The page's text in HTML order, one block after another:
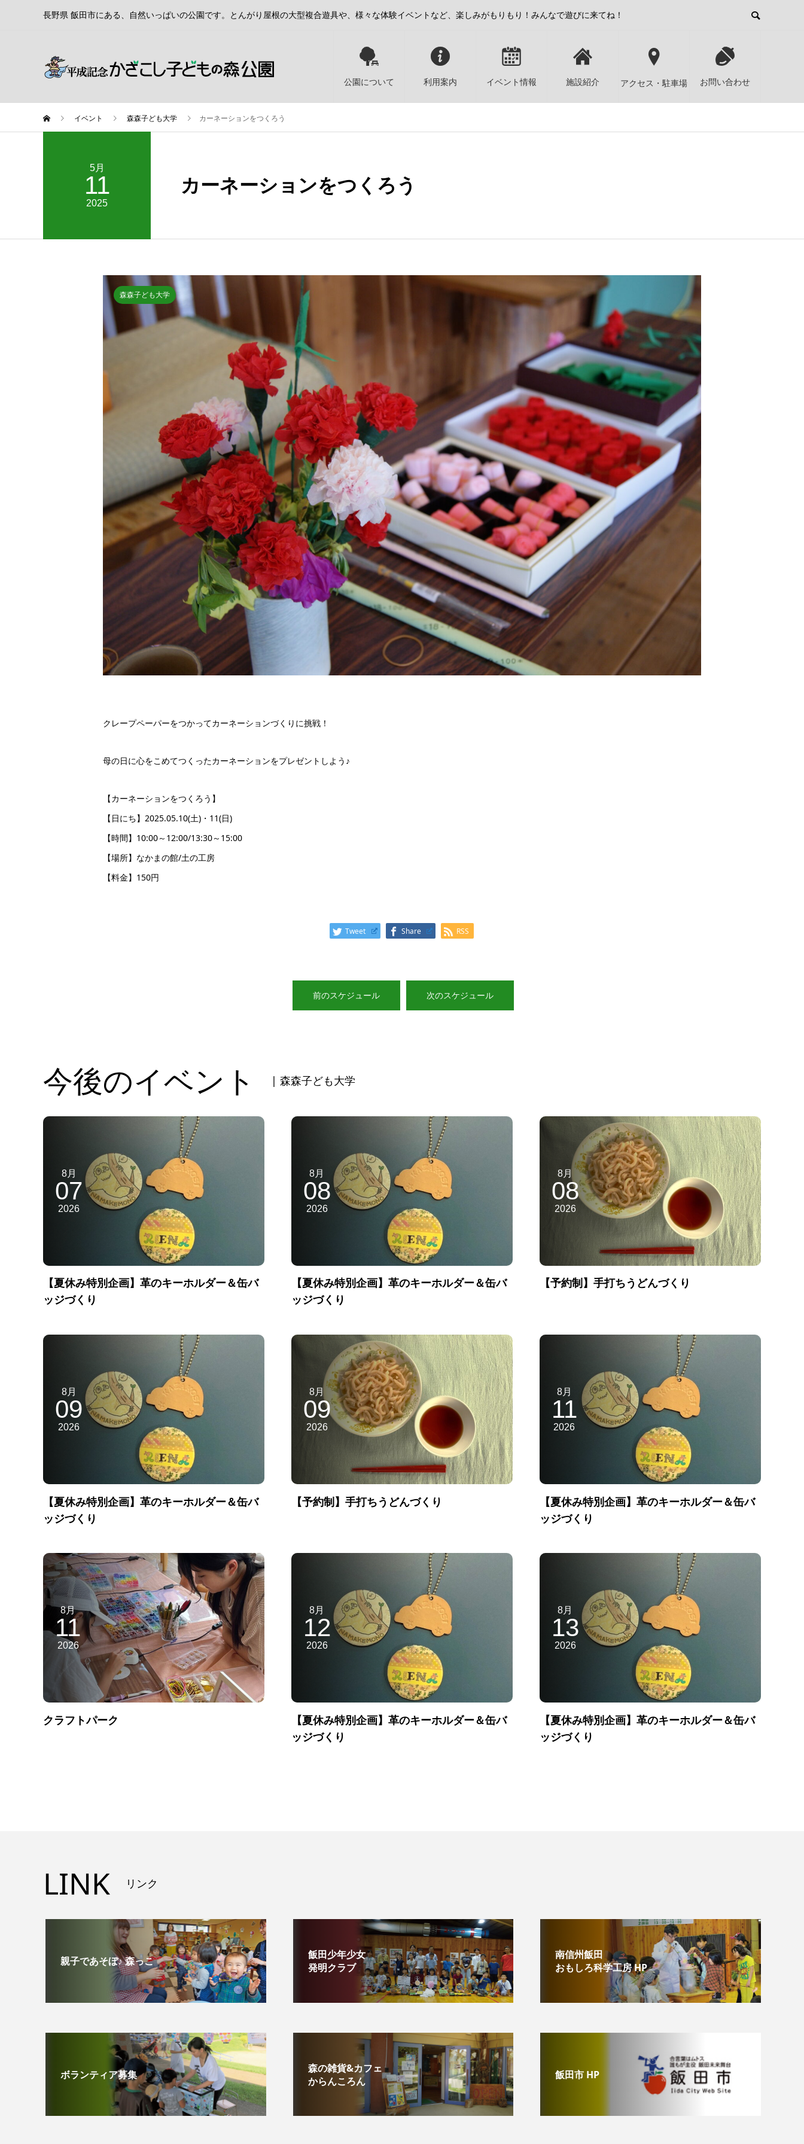
長野県 飯田市にある、自然いっぱいの公園です。とんがり屋根の大型複合遊具や、様々な体験イベントなど、楽しみがもりもり！みんなで遊びに来てね！
公園について 利用案内 イベント情報 施設紹介 アクセス・駐車場 お問い合わせ
イベント 森森子ども大学 カーネーションをつくろう
5月
11
2025
カーネーションをつくろう
森森子ども大学
クレープペーパーをつかってカーネーションづくりに挑戦！
母の日に心をこめてつくったカーネーションをプレゼントしよう♪
【カーネーションをつくろう】
【日にち】2025.05.10(土)・11(日)
【時間】10:00～12:00/13:30～15:00
【場所】なかまの館/土の工房
【料金】150円
Tweet Share RSS
前のスケジュール 次のスケジュール
今後のイベント | 森森子ども大学
8月
07
2026
【夏休み特別企画】革のキーホルダー＆缶バ
ッジづくり
8月
08
2026
【夏休み特別企画】革のキーホルダー＆缶バ
ッジづくり
8月
08
2026
【予約制】手打ちうどんづくり
8月
09
2026
【夏休み特別企画】革のキーホルダー＆缶バ
ッジづくり
8月
09
2026
【予約制】手打ちうどんづくり
8月
11
2026
【夏休み特別企画】革のキーホルダー＆缶バ
ッジづくり
8月
11
2026
クラフトパーク
8月
12
2026
【夏休み特別企画】革のキーホルダー＆缶バ
ッジづくり
8月
13
2026
【夏休み特別企画】革のキーホルダー＆缶バ
ッジづくり
LINK リンク
親子であそぼ♪ 森っこ
飯田少年少女
発明クラブ
南信州飯田
おもしろ科学工房 HP
ボランティア募集
森の雑貨&カフェ
からんころん
飯田市 HP